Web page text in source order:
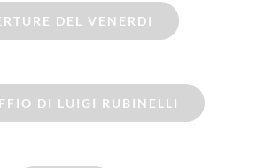
DEL VENERDI
DI LUIGI RUBINELLI